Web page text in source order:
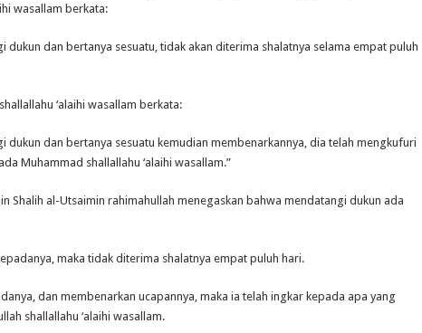
wasallam berkata:
dukun dan bertanya sesuatu, tidak akan diterima shalatnya selama empat puluh
‘alaihi wasallam berkata:
dukun dan bertanya sesuatu kemudian membenarkannya, dia telah mengkufuri
Muhammad shallallahu ‘alaihi wasallam.”
Shalih al-Utsaimin rahimahullah menegaskan bahwa mendatangi dukun ada
maka tidak diterima shalatnya empat puluh hari.
dan membenarkan ucapannya, maka ia telah ingkar kepada apa yang
shallallahu ‘alaihi wasallam.